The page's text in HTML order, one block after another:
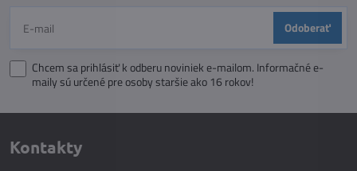
Odoberať
Chcem sa prihlásiť k odberu noviniek e-mailom. Informačné e-
maily sú určené pre osoby staršie ako 16 rokov!
Kontakty